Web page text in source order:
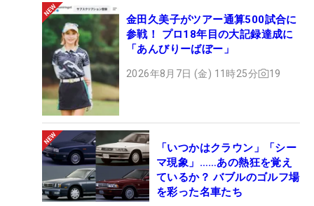
金田久美子がツアー通算500試合に
参戦！ プロ18年目の大記録達成に
「あんびりーばぼー」
2026年8月7日 (金) 11時25分 19
「いつかはクラウン」「シー
マ現象」……あの熱狂を覚え
ているか？ バブルのゴルフ場
を彩った名車たち